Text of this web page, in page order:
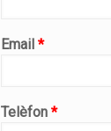
Email*
Telèfon*